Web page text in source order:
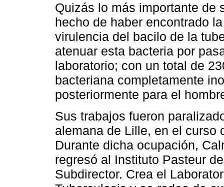
Quizás lo más importante de
hecho de haber encontrado
virulencia del bacilo de la
atenuar esta bacteria por
laboratorio; con un total de
bacteriana completamente
posteriormente para el
Sus trabajos fueron
alemana de Lille, en el curso
Durante dicha ocupación,
regresó al Instituto Pasteur
Subdirector. Crea el